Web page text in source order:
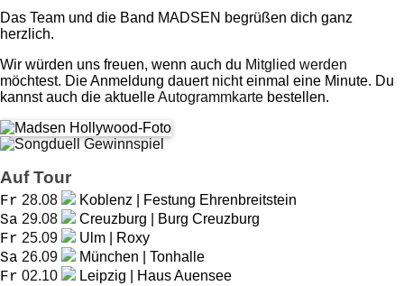
Das Team und die Band MADSEN begrüßen dich ganz
herzlich.
Wir würden uns freuen, wenn auch du Mitglied werden
möchtest. Die Anmeldung dauert nicht einmal eine Minute. Du
kannst auch die aktuelleAutogrammkarte bestellen.
Auf Tour
Fr 28.08 Koblenz | Festung Ehrenbreitstein
Sa 29.08 Creuzburg | Burg Creuzburg
Fr 25.09 Ulm | Roxy
Sa 26.09 München | Tonhalle
Fr 02.10 Leipzig | Haus Auensee